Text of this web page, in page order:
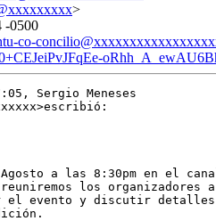
>
-0500
co-
Sergio Meneses
a las 8:30pm en el
reuniremos los
el evento y discutir